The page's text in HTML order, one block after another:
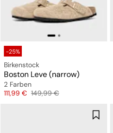
-25%
Birkenstock
Boston Leve (narrow)
2 Farben
Preis
111,99 € Originalpreis
149,99 €